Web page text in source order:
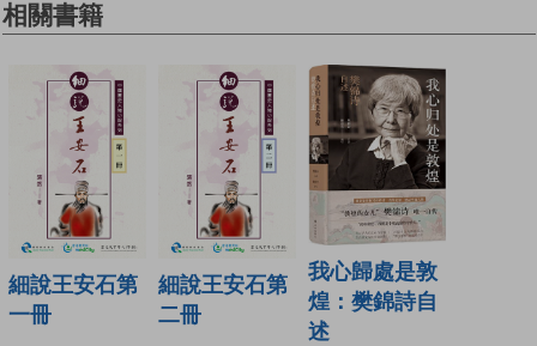
相關書籍
細說王安石第
一冊
細說王安石第
二冊
我心歸處是敦
煌：樊錦詩自
述